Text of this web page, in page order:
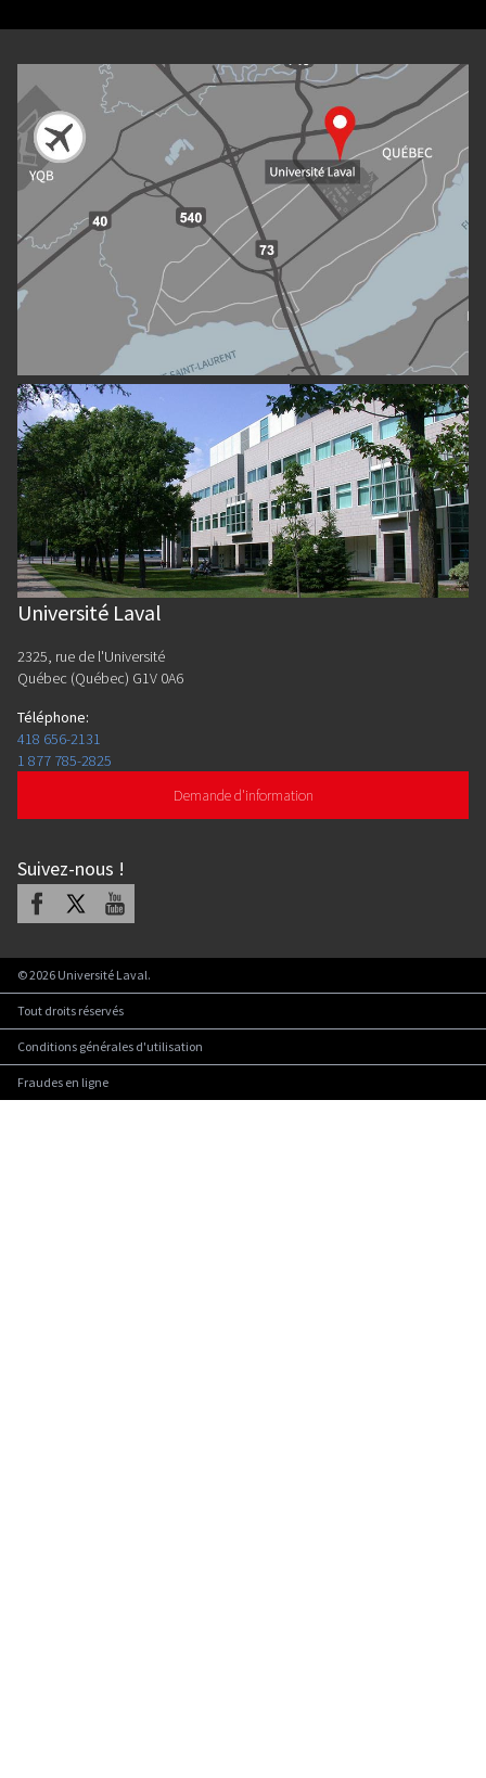
Université Laval
2325, rue de l'Université
Québec (Québec) G1V 0A6
Téléphone:
418 656-2131
1 877 785-2825
Demande d'information
Suivez-nous !
Facebook Youtube
©2026 Université Laval.
Tout droits réservés
Conditions générales d'utilisation
Fraudes en ligne